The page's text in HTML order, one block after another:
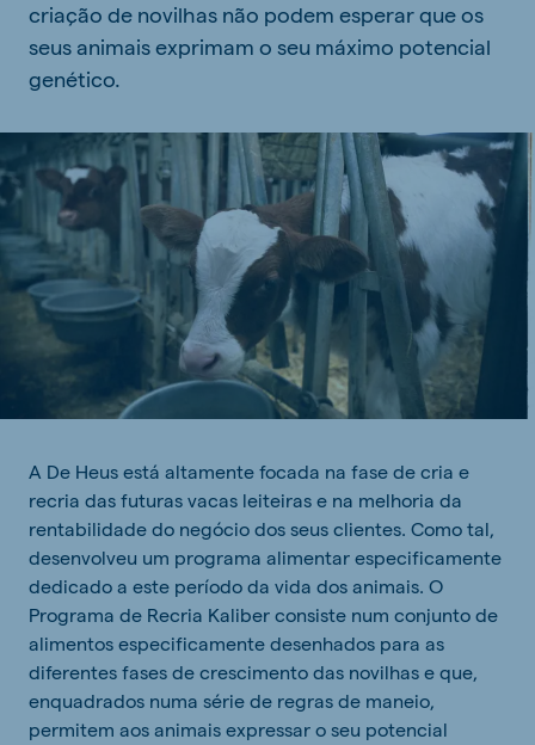
criação de novilhas não podem esperar que os
seus animais exprimam o seu máximo potencial
genético.
A De Heus está altamente focada na fase de cria e
recria das futuras vacas leiteiras e na melhoria da
rentabilidade do negócio dos seus clientes. Como tal,
desenvolveu um programa alimentar especificamente
dedicado a este período da vida dos animais. O
Programa de Recria Kaliber consiste num conjunto de
alimentos especificamente desenhados para as
diferentes fases de crescimento das novilhas e que,
enquadrados numa série de regras de maneio,
permitem aos animais expressar o seu potencial